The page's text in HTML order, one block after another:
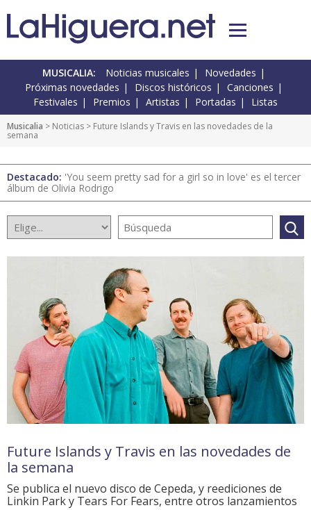
MUSICALIA: Noticias musicales
Novedades
Próximas novedades
Discos históricos
Canciones
Festivales
Premios Artistas Portadas Listas
Musicalia > Noticias > Future Islands y Travis en las novedades de la
semana
Destacado: 'You seem pretty sad for a girl so in love' es el tercer
álbum de Olivia Rodrigo
Future Islands y Travis en las novedades de
la semana
Se publica el nuevo disco de Cepeda, y reediciones de
Linkin Park y Tears For Fears, entre otros lanzamientos